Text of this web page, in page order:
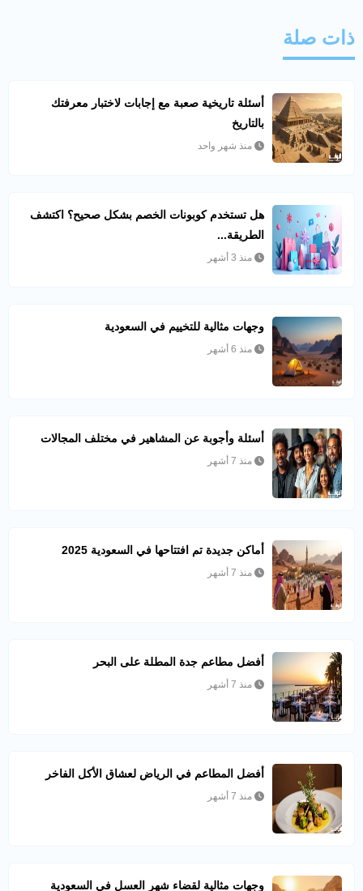
ذات صلة
أسئلة تاريخية صعبة مع إجابات لاختبار معرفتك
بالتاريخ
منذ شهر واحد
هل تستخدم كوبونات الخصم بشكل صحيح؟ اكتشف
الطريقة...
منذ 3 أشهر
وجهات مثالية للتخييم في السعودية
منذ 6 أشهر
أسئلة وأجوبة عن المشاهير في مختلف المجالات
منذ 7 أشهر
أماكن جديدة تم افتتاحها في السعودية 2025
منذ 7 أشهر
أفضل مطاعم جدة المطلة على البحر
منذ 7 أشهر
أفضل المطاعم في الرياض لعشاق الأكل الفاخر
منذ 7 أشهر
وجهات مثالية لقضاء شهر العسل في السعودية